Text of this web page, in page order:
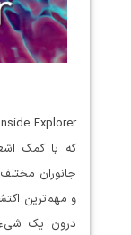
که با کمک
جانوران
و مهم‌ترین
درون یک